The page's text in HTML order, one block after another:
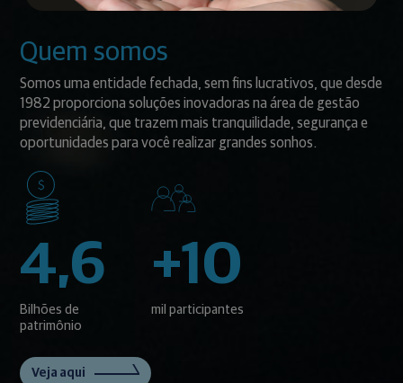
Quem somos
Somos uma entidade fechada, sem fins lucrativos, que desde
1982 proporciona soluções inovadoras na área de gestão
previdenciária, que trazem mais tranquilidade, segurança e
oportunidades para você realizar grandes sonhos.
4,6
Bilhões de
patrimônio
+10
mil participantes
Veja aqui